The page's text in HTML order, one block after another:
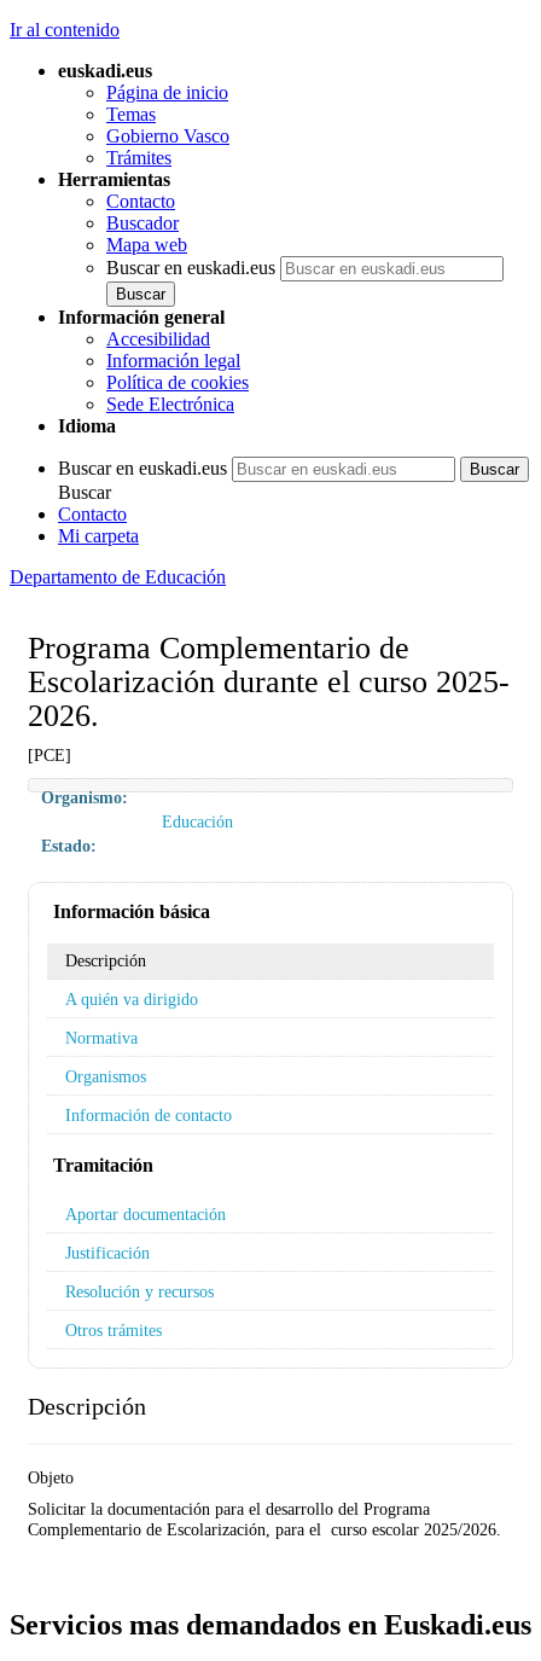
Ir al contenido
euskadi.eus
Página de inicio
Temas
Gobierno Vasco
Trámites
Herramientas
Contacto
Buscador
Mapa web
Buscar en euskadi.eus
Información general
Accesibilidad
Información legal
Política de cookies
Sede Electrónica
Idioma
Buscar en euskadi.eus
Buscar
Contacto
Mi carpeta
Departamento de Educación
Programa Complementario de
Escolarización durante el curso 2025-
2026.
[PCE]
Organismo:
Educación
Estado:
Información básica
Descripción
A quién va dirigido
Normativa
Organismos
Información de contacto
Tramitación
Aportar documentación
Justificación
Resolución y recursos
Otros trámites
Descripción
Objeto
Solicitar la documentación para el desarrollo del Programa
Complementario de Escolarización, para el curso escolar 2025/2026.
Servicios mas demandados en Euskadi.eus